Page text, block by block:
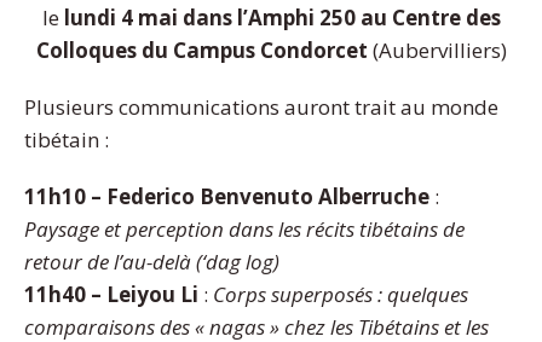
le lundi 4 mai dans l’Amphi 250 au Centre des
Colloques du Campus Condorcet (Aubervilliers)
Plusieurs communications auront trait au monde
tibétain :
11h10 – Federico Benvenuto Alberruche :
Paysage et perception dans les récits tibétains de
retour de l’au-delà (‘dag log)
11h40 – Leiyou Li : Corps superposés : quelques
comparaisons des « nagas » chez les Tibétains et les